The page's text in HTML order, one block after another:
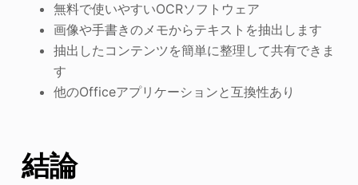
無料で使いやすいOCRソフトウェア
画像や手書きのメモからテキストを抽出します
抽出したコンテンツを簡単に整理して共有できま
す
他のOfficeアプリケーションと互換性あり
結論